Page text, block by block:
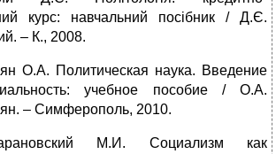
курс: навчальний посібник / Д.Є.
– К., 2008.
О.А. Политическая наука. Введение
учебное пособие / О.А.
– Симферополь, 2010.
М.И. Социализм как